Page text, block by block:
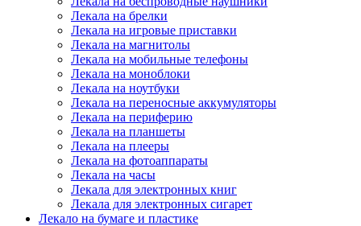
Лекала на брелки
Лекала на игровые приставки
Лекала на магнитолы
Лекала на мобильные телефоны
Лекала на моноблоки
Лекала на ноутбуки
Лекала на переносные аккумуляторы
Лекала на периферию
Лекала на планшеты
Лекала на плееры
Лекала на фотоаппараты
Лекала на часы
Лекала для электронных книг
Лекала для электронных сигарет
Лекало на бумаге и пластике